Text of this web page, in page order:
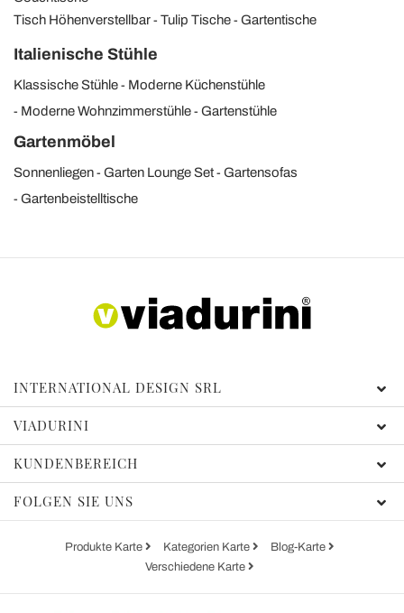
Tisch Höhenverstellbar
Tulip Tische Gartentische
Italienische Stühle
Klassische Stühle
Moderne Küchenstühle
Moderne Wohnzimmerstühle
Gartenstühle
Gartenmöbel
Sonnenliegen Garten Lounge Set
Gartensofas
Gartenbeistelltische
INTERNATIONAL DESIGN SRL
VIADURINI
KUNDENBEREICH
FOLGEN SIE UNS
Produkte Karte Kategorien Karte
Blog-Karte
Verschiedene Karte